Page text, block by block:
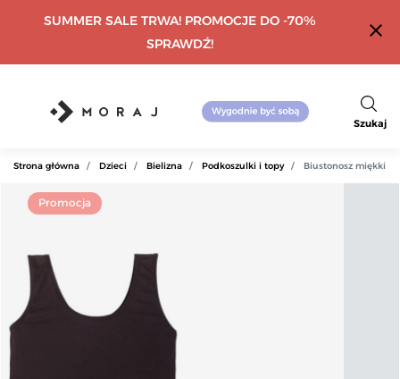
SUMMER SALE TRWA! PROMOCJE DO -70%
SPRAWDŹ!
close
Szukaj
Strona główna Dzieci Bielizna Podkoszulki i topy Biustonosz miękki
Promocja